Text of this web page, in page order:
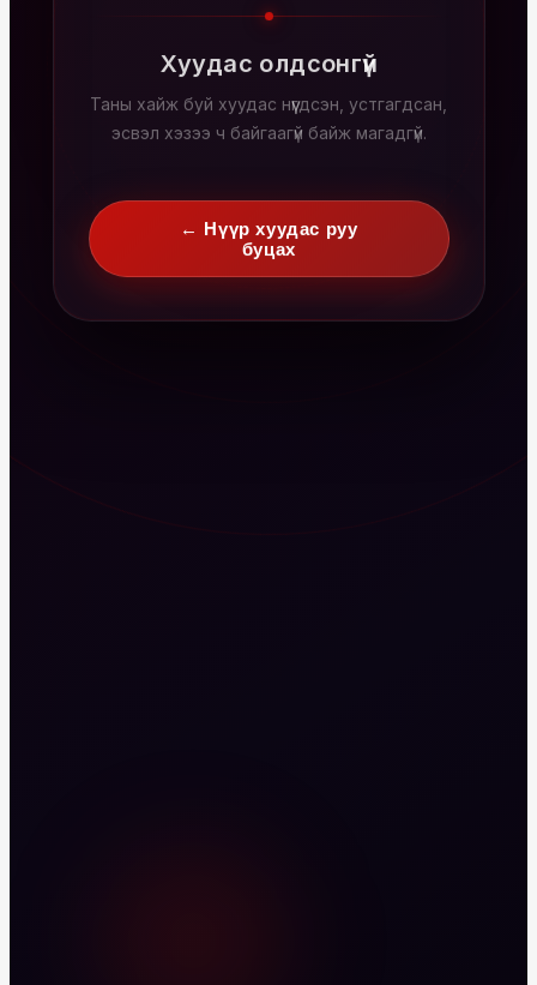
Хуудас олдсонгүй
Таны хайж буй хуудас нүүгдсэн, устгагдсан,
эсвэл хэзээ ч байгаагүй байж магадгүй.
← Нүүр хуудас руу
буцах